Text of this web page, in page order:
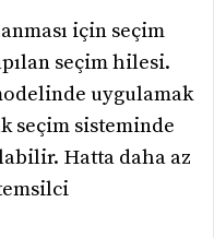
için seçim
seçim hilesi.
uygulamak
seçim sisteminde
Hatta daha az